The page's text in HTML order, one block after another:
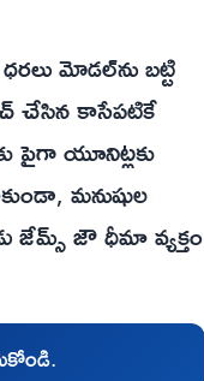
మోడల్‌ను బట్టి
చేసిన కాసేపటికే
పైగా యూనిట్లకు
మనుషుల
జేమ్స్ జౌ ధీమా వ్యక్తం